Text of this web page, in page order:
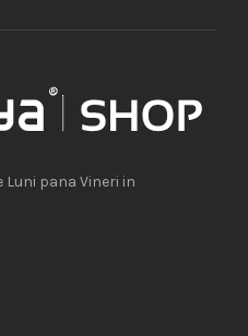
pana Vineri in